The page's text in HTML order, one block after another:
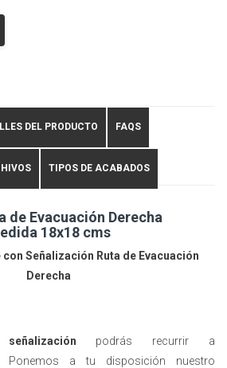
DEL PRODUCTO FAQS
TIPOS DE ACABADOS
de Evacuación Derecha
18x18 cms
Señalización Ruta de Evacuación
Derecha
señalización podrás recurrir a
. Ponemos a tu disposición nuestro